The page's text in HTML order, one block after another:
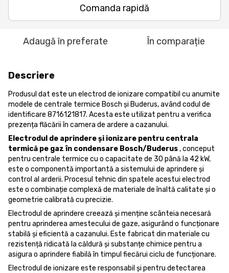
Comanda rapidă
Adaugă în preferate În comparație
Descriere
Produsul dat este un electrod de ionizare compatibil cu anumite
modele de centrale termice Bosch și Buderus, având codul de
identificare 8716121817. Acesta este utilizat pentru a verifica
prezența flăcării în camera de ardere a cazanului.
Electrodul de aprindere și ionizare pentru centrala
termică pe gaz în condensare Bosch/Buderus, conceput
pentru centrale termice cu o capacitate de 30 până la 42 kW,
este o componentă importantă a sistemului de aprindere și
control al arderii. Procesul tehnic din spatele acestui electrod
este o combinație complexă de materiale de înaltă calitate și o
geometrie calibrată cu precizie.
Electrodul de aprindere creează și menține scânteia necesară
pentru aprinderea amestecului de gaze, asigurând o funcționare
stabilă și eficientă a cazanului. Este fabricat din materiale cu
rezistență ridicată la căldură și substanțe chimice pentru a
asigura o aprindere fiabilă în timpul fiecărui ciclu de funcționare.
Electrodul de ionizare este responsabil și pentru detectarea